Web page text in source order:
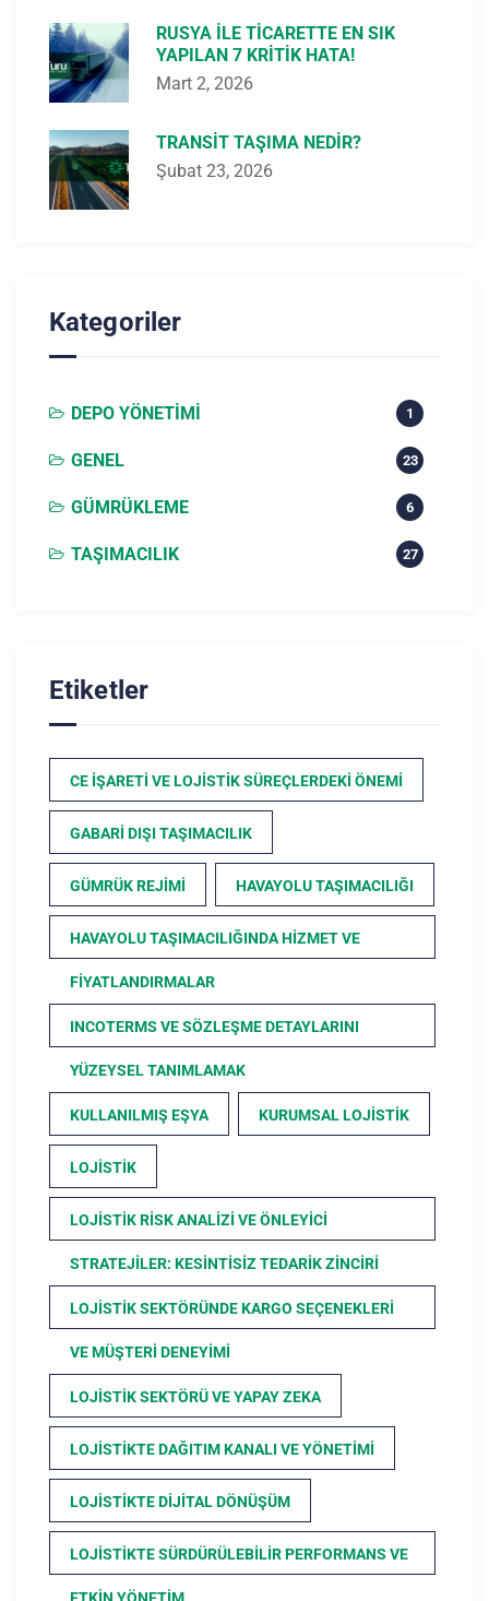
RUSYA ILE TICARETTE EN SIK
YAPILAN 7 KRITIK HATA!
Mart 2, 2026
TRANSIT TAŞIMA NEDIR?
Şubat 23, 2026
Kategoriler
DEPO YÖNETIMI 1
GENEL 23
GÜMRÜKLEME 6
TAŞIMACILIK 27
Etiketler
CE İŞARETI VE LOJISTIK SÜREÇLERDEKI ÖNEMI
GABARI DIŞI TAŞIMACILIK
GÜMRÜK REJIMI HAVAYOLU TAŞIMACILIĞI
HAVAYOLU TAŞIMACILIĞINDA HIZMET VE
FIYATLANDIRMALAR
INCOTERMS VE SÖZLEŞME DETAYLARINI
YÜZEYSEL TANIMLAMAK
KULLANILMIŞ EŞYA KURUMSAL LOJISTIK
LOJISTIK
LOJISTIK RISK ANALIZI VE ÖNLEYICI
STRATEJILER: KESINTISIZ TEDARIK ZINCIRI
LOJISTIK SEKTÖRÜNDE KARGO SEÇENEKLERI
VE MÜŞTERI DENEYIMI
LOJISTIK SEKTÖRÜ VE YAPAY ZEKA
LOJISTIKTE DAĞITIM KANALI VE YÖNETIMI
LOJISTIKTE DIJITAL DÖNÜŞÜM
LOJISTIKTE SÜRDÜRÜLEBILIR PERFORMANS VE